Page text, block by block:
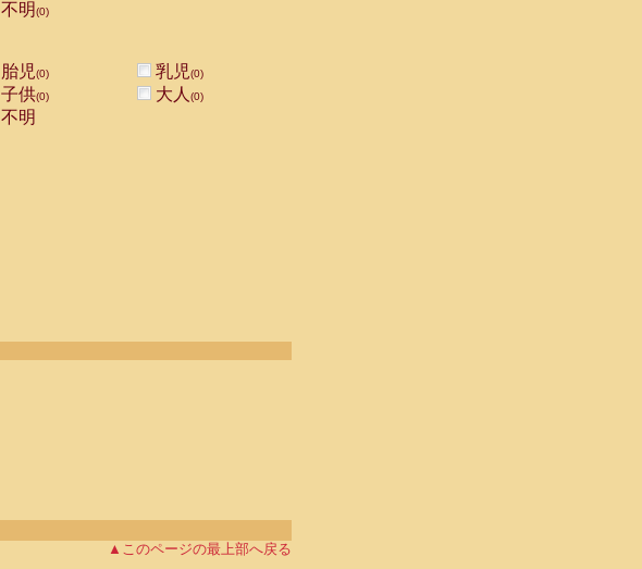
不明(0)
胎児(0) 乳児(0)
子供(0) 大人 (0)
不明
▲このページの最上部へ戻る